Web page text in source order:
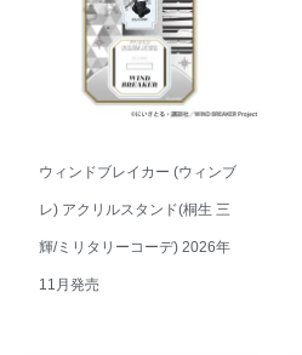
ウィンドブレイカー (ウィンブ
レ) アクリルスタンド(桐生 三
輝/ミリタリーコーデ) 2026年
11月発売